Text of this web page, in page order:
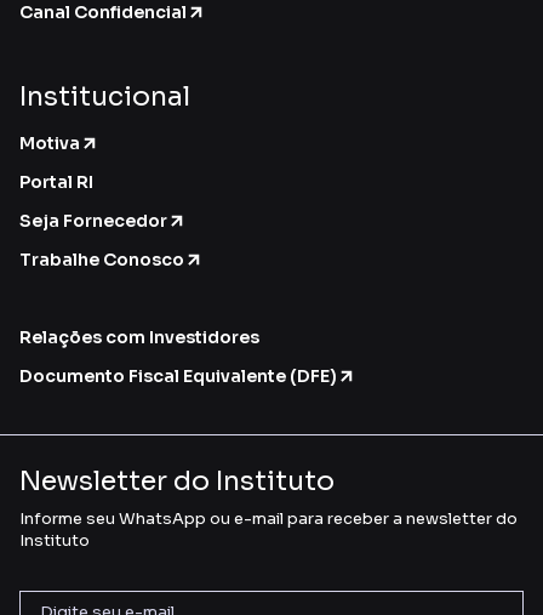
Canal Confidencial
Institucional
Motiva
Portal RI
Seja Fornecedor
Trabalhe Conosco
Relações com Investidores
Documento Fiscal Equivalente (DFE)
Newsletter do Instituto
Informe seu WhatsApp ou e-mail para receber a newsletter do
Instituto